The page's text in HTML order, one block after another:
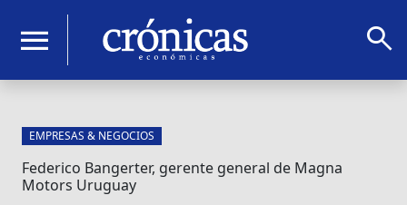
menu search
EMPRESAS & NEGOCIOS
Federico Bangerter, gerente general de Magna
Motors Uruguay